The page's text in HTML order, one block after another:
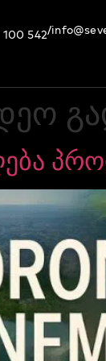
100 542/